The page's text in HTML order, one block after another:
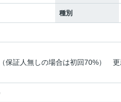
種別
保証人無しの場合は初回70%）